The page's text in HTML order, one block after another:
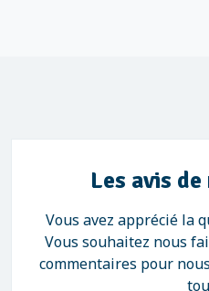
Les avis
Vous avez apprécié la
Vous souhaitez nous
commentaires pour